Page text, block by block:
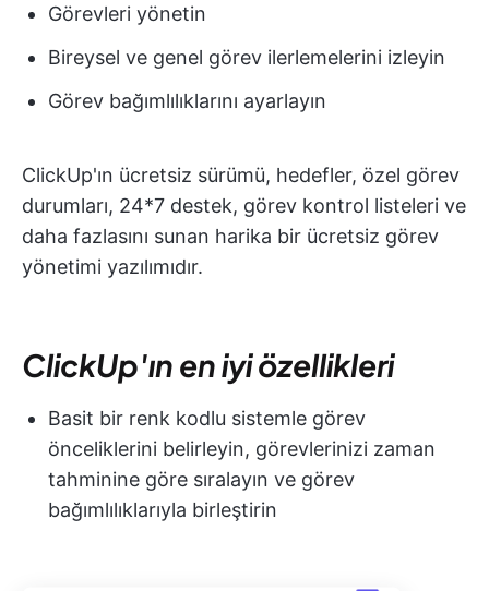
Görevleri yönetin
Bireysel ve genel görev ilerlemelerini izleyin
Görev bağımlılıklarını ayarlayın
ClickUp'ın ücretsiz sürümü, hedefler, özel görev
durumları, 24*7 destek, görev kontrol listeleri ve
daha fazlasını sunan harika bir ücretsiz görev
yönetimi yazılımıdır.
ClickUp'ın en iyi özellikleri
Basit bir renk kodlu sistemle görev
önceliklerini belirleyin, görevlerinizi zaman
tahminine göre sıralayın ve görev
bağımlılıklarıyla birleştirin